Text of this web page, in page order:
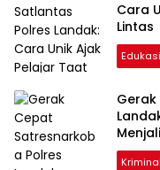
Cara
Lintas
Edukasi
Kriminal